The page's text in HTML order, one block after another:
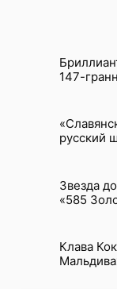
147-
русский
Звезда
«585
Клава